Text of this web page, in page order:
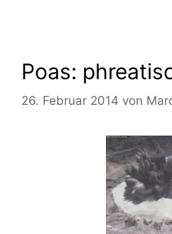
Poas:
26. Februar 2014 von